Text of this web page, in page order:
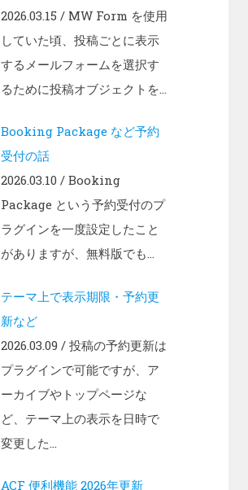
2026.03.15 / MW Form を使用
していた頃、投稿ごとに表示
するメールフォームを選択す
るために投稿オブジェクトを...
Booking Package など予約
受付の話
2026.03.10 / Booking
Package という予約受付のプ
ラグインを一度設定したこと
がありますが、無料版でも...
テーマ上で表示期限・予約更
新など
2026.03.09 / 投稿の予約更新は
プラグインで可能ですが、ア
ーカイブやトップページな
ど、テーマ上の表示を日時で
変更した...
ACF 便利機能 2026年更新